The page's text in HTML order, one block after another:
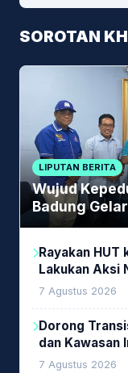
SOROTAN
LIPUTAN BERITA
Wujud
Badung
Rayakan
Lakukan Aksi
7 Agustus 2026
Dorong
dan Kawasan
Investasi
7 Agustus 2026